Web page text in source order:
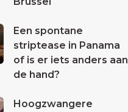
Een spontane
striptease in Panama
of is er iets anders aan
de hand?
Hoogzwangere